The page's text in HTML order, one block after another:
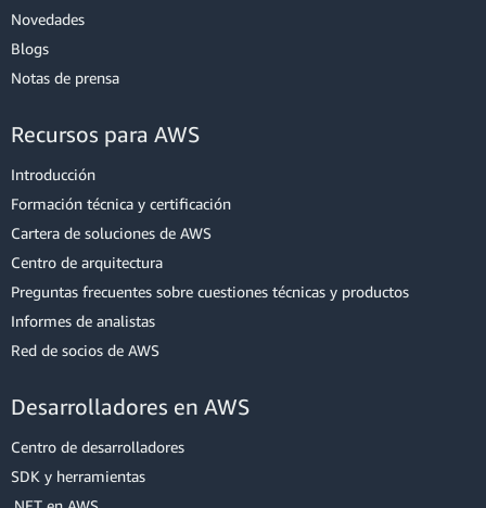
Novedades
Blogs
Notas de prensa
Recursos para AWS
Introducción
Formación técnica y certificación
Cartera de soluciones de AWS
Centro de arquitectura
Preguntas frecuentes sobre cuestiones técnicas y productos
Informes de analistas
Red de socios de AWS
Desarrolladores en AWS
Centro de desarrolladores
SDK y herramientas